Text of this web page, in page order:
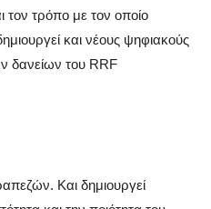
τον τρόπο με τον οποίο
και νέους ψηφιακούς
δανείων του RRF
Και δημιουργεί